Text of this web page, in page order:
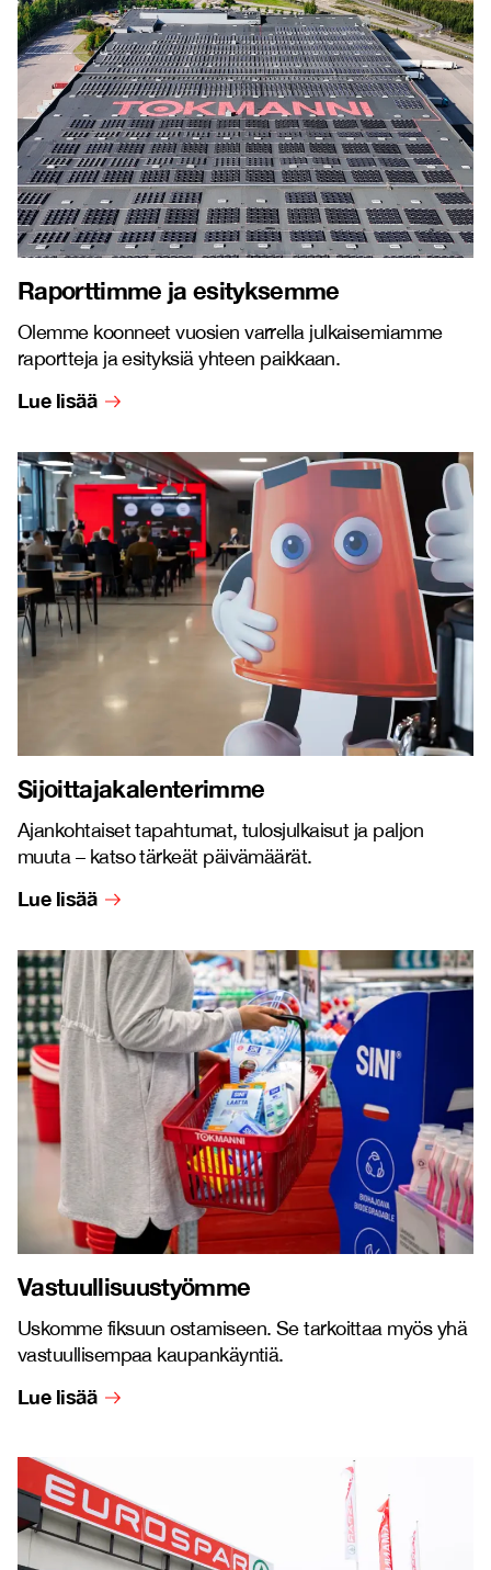
Raporttimme ja esityksemme
Olemme koonneet vuosien varrella julkaisemiamme
raportteja ja esityksiä yhteen paikkaan.
Lue lisää
Sijoittajakalenterimme
Ajankohtaiset tapahtumat, tulosjulkaisut ja paljon
muuta – katso tärkeät päivämäärät.
Lue lisää
Vastuullisuustyömme
Uskomme fiksuun ostamiseen. Se tarkoittaa myös yhä
vastuullisempaa kaupankäyntiä.
Lue lisää